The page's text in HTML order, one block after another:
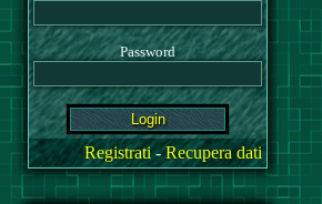
Password
Registrati-Recupera dati